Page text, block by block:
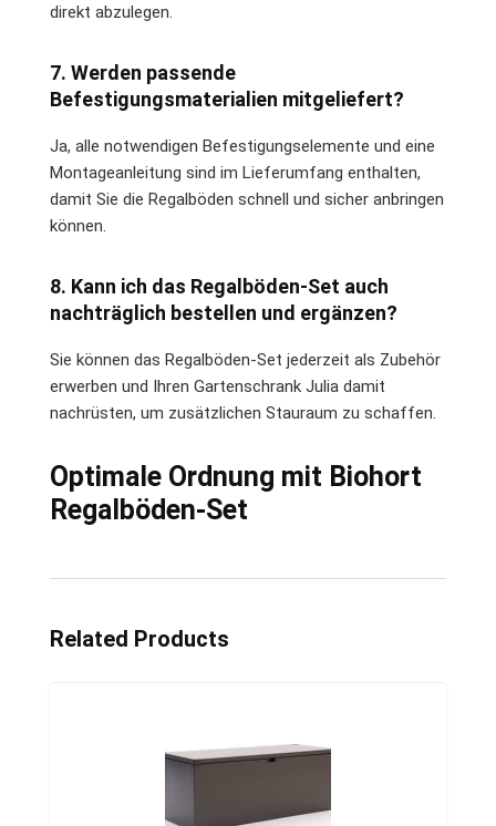
direkt abzulegen.
7. Werden passende
Befestigungsmaterialien mitgeliefert?
Ja, alle notwendigen Befestigungselemente und eine
Montageanleitung sind im Lieferumfang enthalten,
damit Sie die Regalböden schnell und sicher anbringen
können.
8. Kann ich das Regalböden-Set auch
nachträglich bestellen und ergänzen?
Sie können das Regalböden-Set jederzeit als Zubehör
erwerben und Ihren Gartenschrank Julia damit
nachrüsten, um zusätzlichen Stauraum zu schaffen.
Optimale Ordnung mit Biohort
Regalböden-Set
Related Products